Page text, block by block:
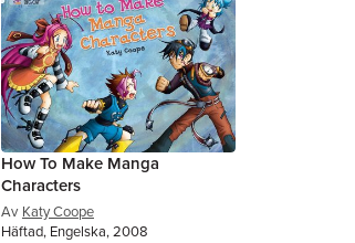
How To Make Manga
Characters
Av Katy Coope
Häftad, Engelska, 2008